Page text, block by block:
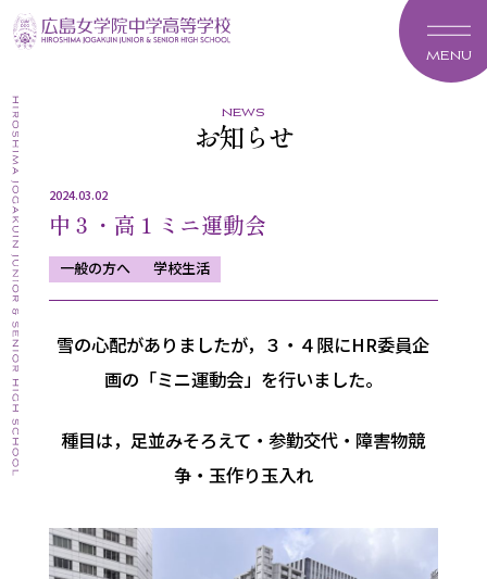
MENU
news
お知らせ
2024.03.02
中３・高１ミニ運動会
一般の方へ 学校生活
雪の心配がありましたが，３・４限にHR委員企
画の「ミニ運動会」を行いました。
種目は，足並みそろえて・参勤交代・障害物競
争・玉作り玉入れ